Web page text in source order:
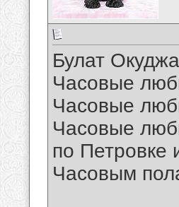
Булат
Часовые
Часовые
Часовые
по Петровке
Часовым